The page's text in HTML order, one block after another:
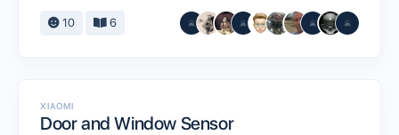
10 6
XIAOMI
Door and Window Sensor